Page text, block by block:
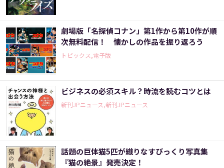
劇場版「名探偵コナン」第1作から第10作が順
次無料配信！ 懐かしの作品を振り返ろう
トピックス,電子版
ビジネスの必須スキル？時流を読むコツとは
新刊JPニュース,新刊JPニュース
話題の巨体猫5匹が織りなすびっくり写真集
『猫の絶景』発売決定！